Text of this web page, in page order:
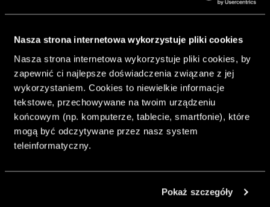
Nasza strona internetowa wykorzystuje pliki cookies
Nasza strona internetowa wykorzystuje pliki cookies, by
zapewnić ci najlepsze doświadczenia związane z jej
wykorzystaniem. Cookies to niewielkie informacje
tekstowe, przechowywane na twoim urządzeniu
końcowym (np. komputerze, tablecie, smartfonie), które
mogą być odczytywane przez nasz system
teleinformatyczny.
Pokaż szczegóły
& Living 40.
„Dom bardziej
Twój. Odważ się
urządzić go